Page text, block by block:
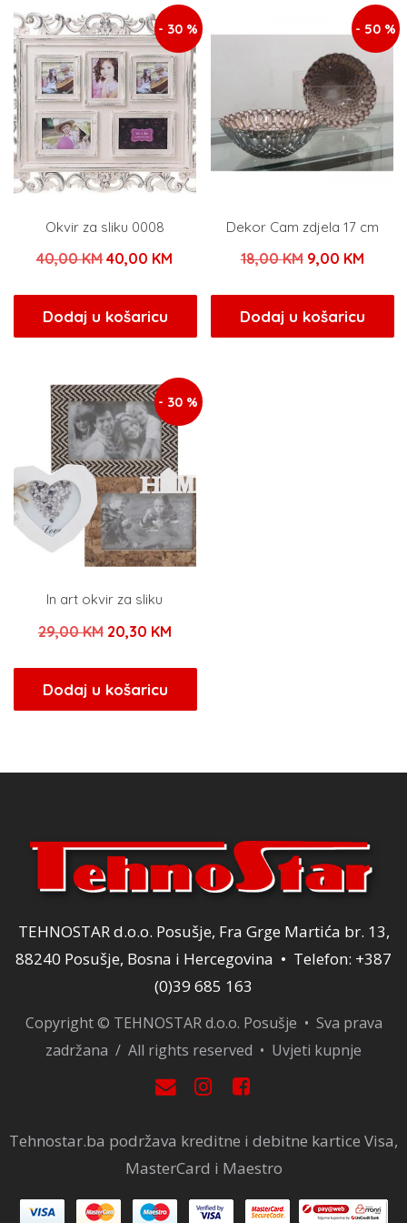
- 30 %
Okvir za sliku 0008
40,00KMIzvorna
bila
je:
40,00 KM
40,00 KM.
Dodaj u košaricu
- 50 %
Dekor Cam zdjela 17 cm
18,00KM Izvorna
bila
je:
9,00 KM
je:
9,00
Dodaj u košaricu
- 30 %
In art okvir za sliku
29,00KM Izvorna
bila
je:
20,30 KMTrenutna
20,30 KM.
Dodaj u košaricu
TEHNOSTAR d.o.o. Posušje, Fra Grge Martića br. 13,
88240 Posušje, Bosna i Hercegovina • Telefon: +387
(0)39 685 163
Copyright © TEHNOSTAR d.o.o. Posušje • Sva prava
zadržana / All rights reserved • Uvjeti kupnje
Tehnostar.ba podržava kreditne i debitne kartice Visa,
MasterCard i Maestro